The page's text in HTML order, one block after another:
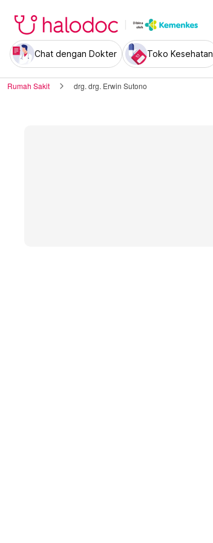
Chat dengan Dokter Toko Kesehatan
Rumah Sakit drg. drg. Erwin Sutono